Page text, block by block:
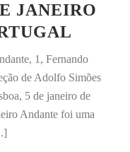
JANEIRO
1, Fernando
de Adolfo Simões
5 de janeiro de
Andante foi uma